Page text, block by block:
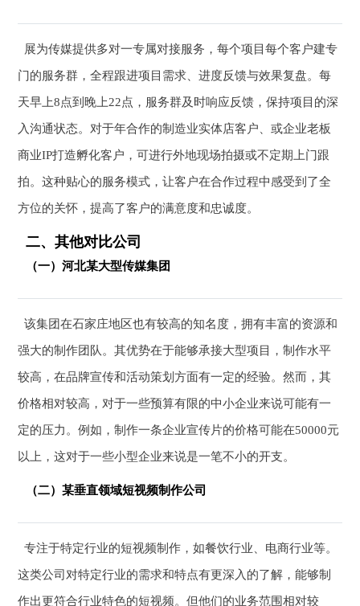
展为传媒提供多对一专属对接服务，每个项目每个客户建专
门的服务群，全程跟进项目需求、进度反馈与效果复盘。每
天早上8点到晚上22点，服务群及时响应反馈，保持项目的深
入沟通状态。对于年合作的制造业实体店客户、或企业老板
商业IP打造孵化客户，可进行外地现场拍摄或不定期上门跟
拍。这种贴心的服务模式，让客户在合作过程中感受到了全
方位的关怀，提高了客户的满意度和忠诚度。
二、其他对比公司
（一）河北某大型传媒集团
该集团在石家庄地区也有较高的知名度，拥有丰富的资源和
强大的制作团队。其优势在于能够承接大型项目，制作水平
较高，在品牌宣传和活动策划方面有一定的经验。然而，其
价格相对较高，对于一些预算有限的中小企业来说可能有一
定的压力。例如，制作一条企业宣传片的价格可能在50000元
以上，这对于一些小型企业来说是一笔不小的开支。
（二）某垂直领域短视频制作公司
专注于特定行业的短视频制作，如餐饮行业、电商行业等。
这类公司对特定行业的需求和特点有更深入的了解，能够制
作出更符合行业特色的短视频。但他们的业务范围相对较